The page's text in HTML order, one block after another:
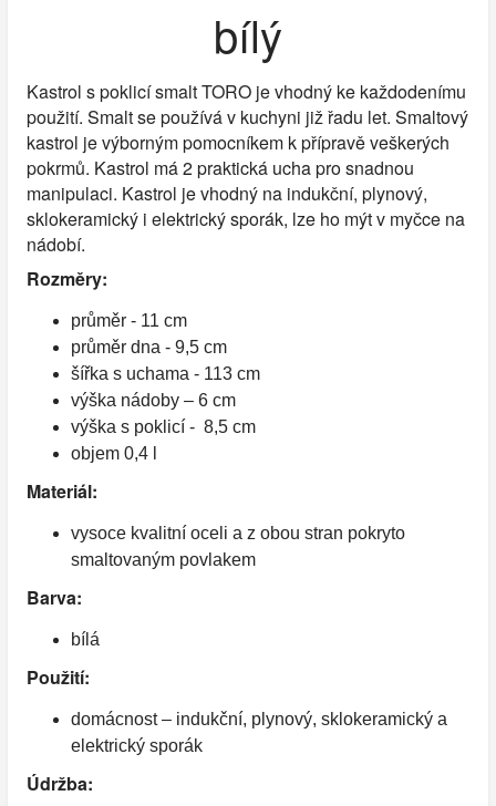
bílý
Kastrol s poklicí smalt TORO je vhodný ke každodenímu
použití. Smalt se používá v kuchyni již řadu let. Smaltový
kastrol je výborným pomocníkem k přípravě veškerých
pokrmů. Kastrol má 2 praktická ucha pro snadnou
manipulaci. Kastrol je vhodný na indukční, plynový,
sklokeramický i elektrický sporák, lze ho mýt v myčce na
nádobí.
Rozměry:
průměr - 11 cm
průměr dna - 9,5 cm
šířka s uchama - 113 cm
výška nádoby – 6 cm
výška s poklicí - 8,5 cm
objem 0,4 l
Materiál:
vysoce kvalitní oceli a z obou stran pokryto
smaltovaným povlakem
Barva:
bílá
Použití:
domácnost – indukční, plynový, sklokeramický a
elektrický sporák
Údržba: